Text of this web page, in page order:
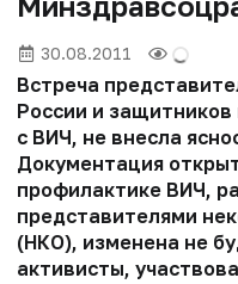
30.08.2011
Встреча
России и
с ВИЧ, не внесла
Документация
профилактике ВИЧ,
представителями
(НКО), изменена не
активисты,